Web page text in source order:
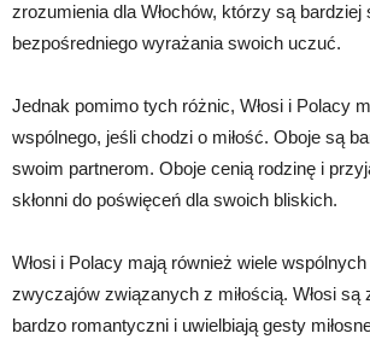
zrozumienia dla Włochów, którzy są bardziej
bezpośredniego wyrażania swoich uczuć.
Jednak pomimo tych różnic, Włosi i Polacy
wspólnego, jeśli chodzi o miłość. Oboje są
swoim partnerom. Oboje cenią rodzinę i
skłonni do poświęceń dla swoich bliskich.
Włosi i Polacy mają również wiele
zwyczajów związanych z miłością. Włosi są
bardzo romantyczni i uwielbiają gesty